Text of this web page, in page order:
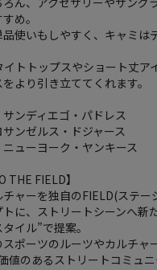
め。
品使いもしやすく、キャミ
トトップスやショート丈ア
より引き立ててくれます。
サンディエゴ・パドレス
ンゼルス・ドジャース
ニューヨーク・ヤンキース
THE FIELD】
ャーを独自のFIELD(ステー
に、ストリートシーンへ新
イル”で提案。
スポーツのルーツやカルチ
値のあるストリートコミュ